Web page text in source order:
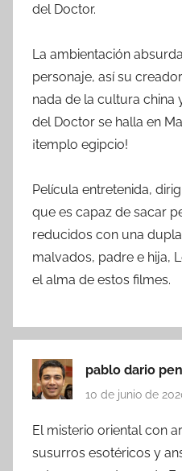
del Doctor.
La ambientación
personaje, así su
nada de la cultura china
del Doctor se halla en
¡templo egipcio!
Película entretenida,
que es capaz de sacar
reducidos con una
malvados, padre e hija,
el alma de estos filmes.
pablo dario
10 de junio de
El misterio oriental con
susurros esotéricos y